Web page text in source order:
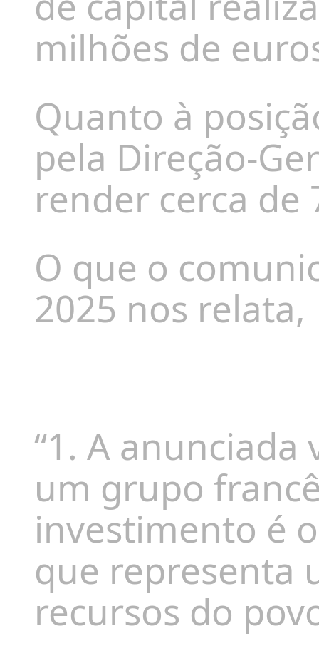
milhões de
Quanto à
pela Direção-
render cerca
O que o
2025 nos relata,
“1. A
um grupo
investimento é
que representa
recursos do